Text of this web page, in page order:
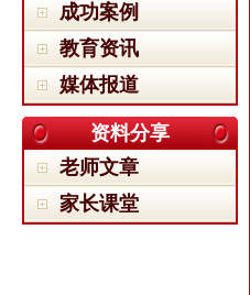
成功案例
教育资讯
媒体报道
资料分享
老师文章
家长课堂